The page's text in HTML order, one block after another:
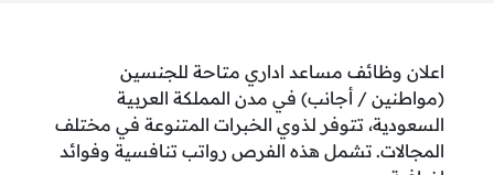
اعلان وظائف مساعد اداري متاحة للجنسين
(مواطنين / أجانب) في مدن المملكة العربية
السعودية، تتوفر لذوي الخبرات المتنوعة في مختلف
المجالات. تشمل هذه الفرص رواتب تنافسية وفوائد